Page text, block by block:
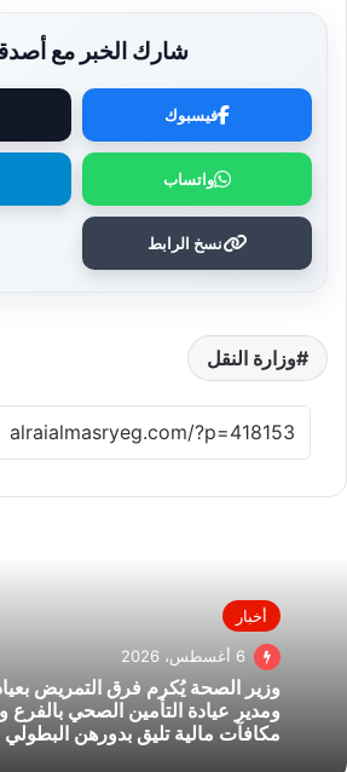
شارك الخبر مع
فيسبوك
واتساب
نسخ الرابط
وزارة النقل
أخبار
6 أغسطس، 2026
وزير الصحة يُكرم فرق التمريض
ومدير عيادة التأمين الصحي
مكافآت مالية تليق بدورهن البطولي